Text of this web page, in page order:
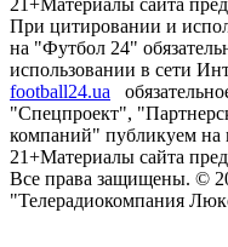
21+Материалы сайта
При цитировании и
на "Футбол 24"
использовании в сети
football24.ua
"Спецпроект",
компаний" публикуем на
21+Материалы сайта
Все права защищены. ©
"Телерадиокомпания